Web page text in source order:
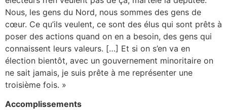
Nous, les gens du Nord, nous sommes des gens de
cœur. Ce qu’ils veulent, ce sont des élus qui sont prêts à
poser des actions quand on en a besoin, des gens qui
connaissent leurs valeurs. […] Et si on s’en va en
élection bientôt, avec un gouvernement minoritaire on
ne sait jamais, je suis prête à me représenter une
troisième fois. »
Accomplissements